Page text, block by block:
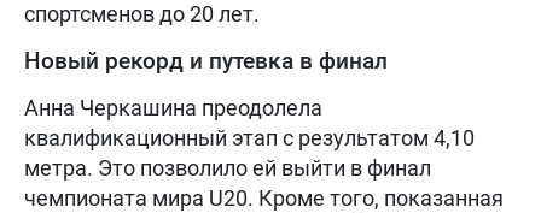
спортсменов до 20 лет.
Новый рекорд и путевка в финал
Анна Черкашина преодолела
квалификационный этап с результатом 4,10
метра. Это позволило ей выйти в финал
чемпионата мира U20. Кроме того, показанная